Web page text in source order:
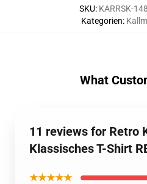
SKU: KARRSK-
Kategorien:
What
11 reviews for Retro
Klassisches T-Shirt
★★★★★